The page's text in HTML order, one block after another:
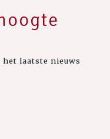
laatste nieuws